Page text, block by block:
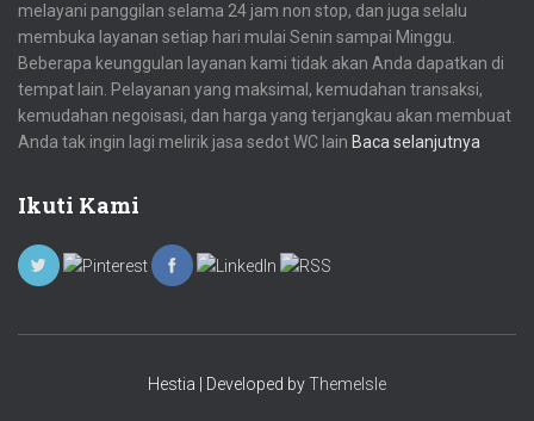
melayani panggilan selama 24 jam non stop, dan juga selalu
membuka layanan setiap hari mulai Senin sampai Minggu.
Beberapa keunggulan layanan kami tidak akan Anda dapatkan di
tempat lain. Pelayanan yang maksimal, kemudahan transaksi,
kemudahan negoisasi, dan harga yang terjangkau akan membuat
Anda tak ingin lagi melirik jasa sedot WC lain Baca selanjutnya
Ikuti Kami
Hestia | Developed byThemeIsle